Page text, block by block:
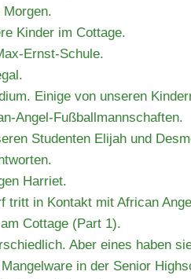
Kinder im Cottage.
Ernst-Schule.
Einige von unseren
Angel-Fußballmannschaften.
Studenten Elijah und
Harriet.
tritt in Kontakt mit African
Cottage (Part 1).
Aber eines haben
in der Senior